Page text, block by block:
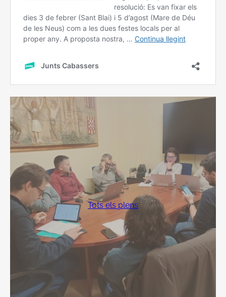
Tots els plens